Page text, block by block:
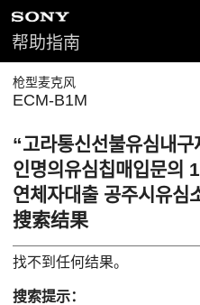
帮助指南
枪型麦克风
ECM-B1M
“고라통신선불유심내
인명의유심칩매입문의
연체자대출 공주시유심
搜索结果
找不到任何结果。
搜索提示：